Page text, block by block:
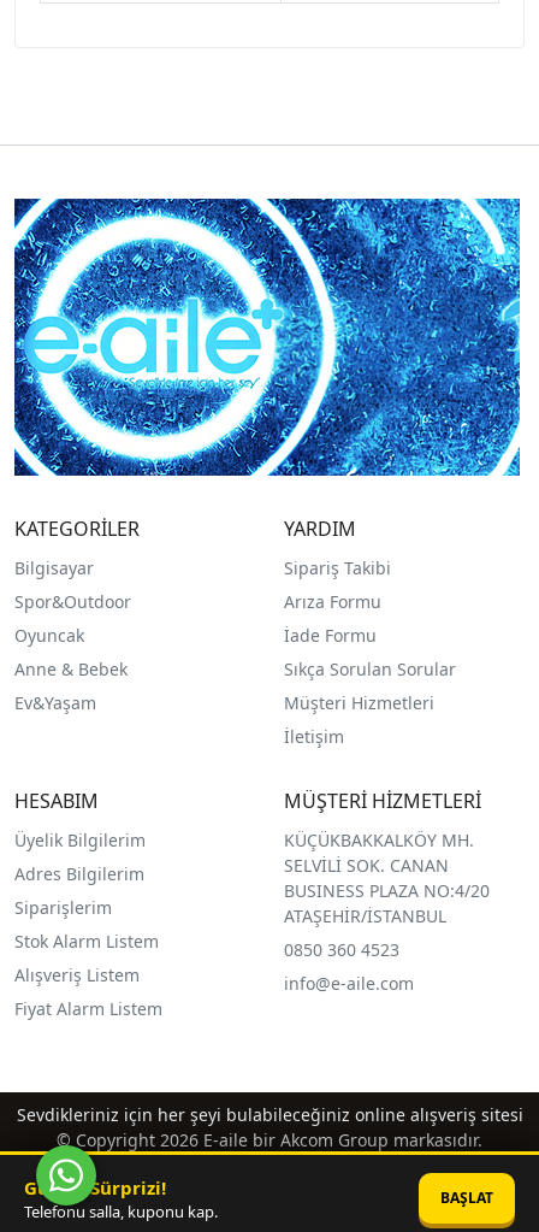
KATEGORİLER
Bilgisayar
Spor&Outdoor
Oyuncak
Anne & Bebek
Ev&Yaşam
YARDIM
Sipariş Takibi
Arıza Formu
İade Formu
Sıkça Sorulan Sorular
Müşteri Hizmetleri
İletişim
HESABIM
Üyelik Bilgilerim
Adres Bilgilerim
Siparişlerim
Stok Alarm Listem
Alışveriş Listem
Fiyat Alarm Listem
MÜŞTERİ HİZMETLERİ
KÜÇÜKBAKKALKÖY MH.
SELVİLİ SOK. CANAN
BUSINESS PLAZA NO:4/20
ATAŞEHİR/İSTANBUL
0850 360 4523
info@e-aile.com
Sevdikleriniz için her şeyi bulabileceğiniz online alışveriş sitesi
© Copyright 2026 E-aile bir Akcom Group markasıdır.
PlatinMarket® E-Ticaret Sistemi İle Hazırlanmıştır.
Günün Sürprizi!
Telefonu salla, kuponu kap.
BAŞLAT